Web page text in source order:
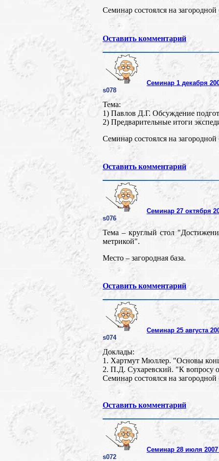
Семинар состоялся на загородной
Оставить комментарий
Семинар 1 декабря
s078
Тема:
1) Павлов Д.Г. Обсуждение
2) Предварительные итоги
Семинар состоялся на загородной
Оставить комментарий
Семинар 27 октября
s076
Тема – круглый стол
метрикой".
Место – загородная база.
Оставить комментарий
Семинар 25 августа
s074
Доклады:
1. Хартмут Мюллер. "Основы
2. П.Д. Сухаревский. "К вопросу
Семинар состоялся на загородной
Оставить комментарий
Семинар 28 июля 2007
s072